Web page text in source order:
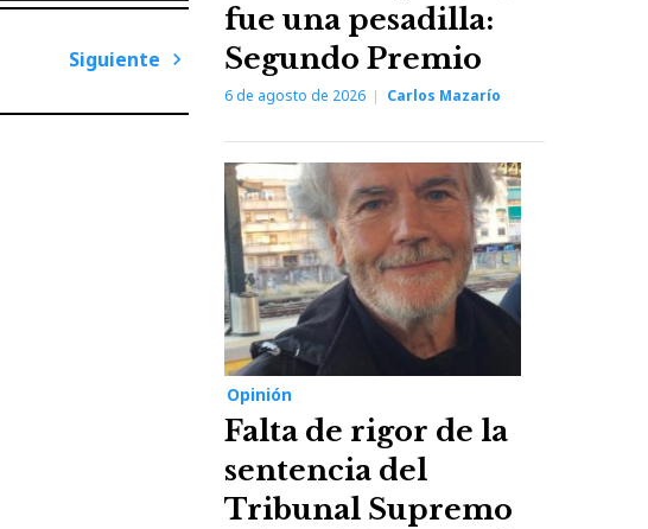
Siguiente
fue una pesadilla:
Segundo Premio
6 de agosto de 2026 Carlos Mazarío
Opinión
Falta de rigor de la
sentencia del
Tribunal Supremo